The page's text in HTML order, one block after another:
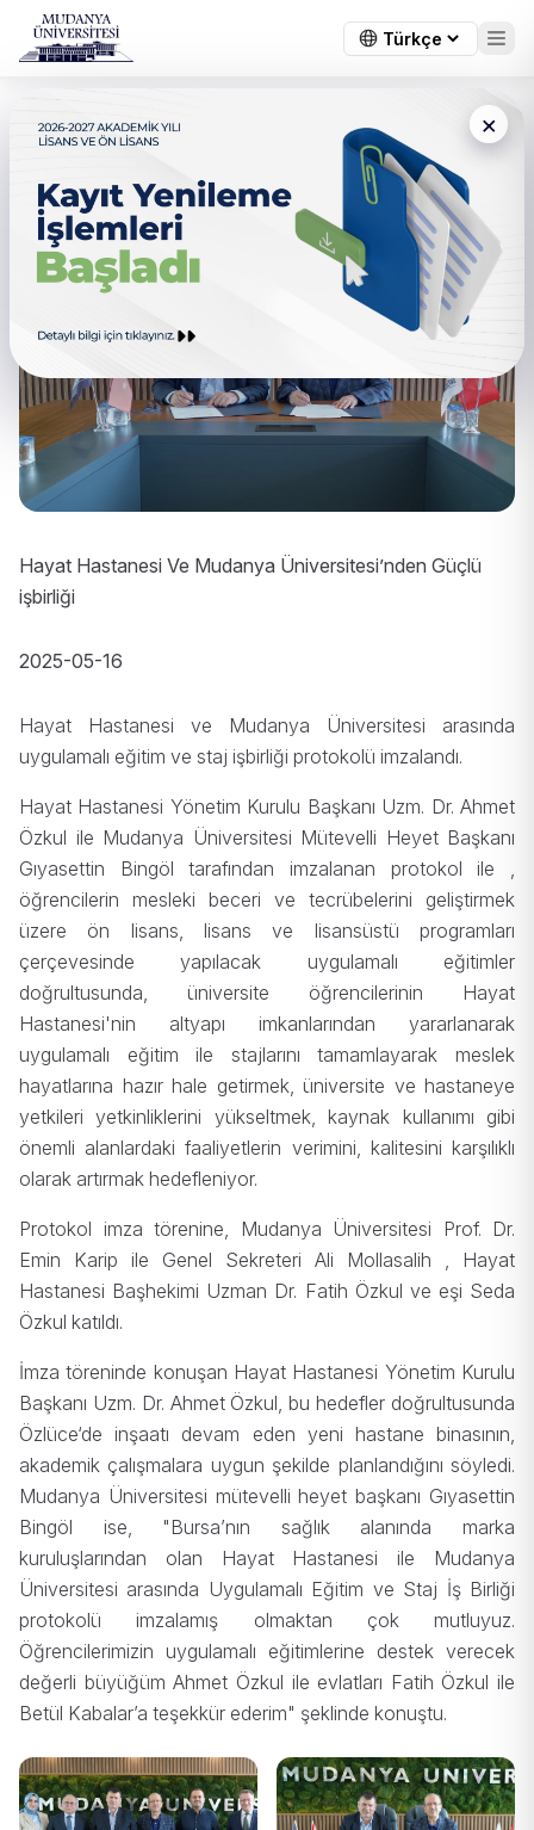
×
Hayat Hastanesi Ve Mudanya
Üniversitesi’nden Güçlü işbirliği
Hayat Hastanesi Ve Mudanya Üniversitesi’nden Güçlü
işbirliği
2025-05-16
Hayat Hastanesi ve Mudanya Üniversitesi arasında
uygulamalı eğitim ve staj işbirliği protokolü imzalandı.
Hayat Hastanesi Yönetim Kurulu Başkanı Uzm. Dr. Ahmet
Özkul ile Mudanya Üniversitesi Mütevelli Heyet Başkanı
Gıyasettin Bingöl tarafından imzalanan protokol ile ,
öğrencilerin mesleki beceri ve tecrübelerini geliştirmek
üzere ön lisans, lisans ve lisansüstü programları
çerçevesinde yapılacak uygulamalı eğitimler
doğrultusunda, üniversite öğrencilerinin Hayat
Hastanesi'nin altyapı imkanlarından yararlanarak
uygulamalı eğitim ile stajlarını tamamlayarak meslek
hayatlarına hazır hale getirmek, üniversite ve hastaneye
yetkileri yetkinliklerini yükseltmek, kaynak kullanımı gibi
önemli alanlardaki faaliyetlerin verimini, kalitesini karşılıklı
olarak artırmak hedefleniyor.
Protokol imza törenine, Mudanya Üniversitesi Prof. Dr.
Emin Karip ile Genel Sekreteri Ali Mollasalih , Hayat
Hastanesi Başhekimi Uzman Dr. Fatih Özkul ve eşi Seda
Özkul katıldı.
İmza töreninde konuşan Hayat Hastanesi Yönetim Kurulu
Başkanı Uzm. Dr. Ahmet Özkul, bu hedefler doğrultusunda
Özlüce‘de inşaatı devam eden yeni hastane binasının,
akademik çalışmalara uygun şekilde planlandığını söyledi.
Mudanya Üniversitesi mütevelli heyet başkanı Gıyasettin
Bingöl ise, "Bursa’nın sağlık alanında marka
kuruluşlarından olan Hayat Hastanesi ile Mudanya
Üniversitesi arasında Uygulamalı Eğitim ve Staj İş Birliği
protokolü imzalamış olmaktan çok mutluyuz.
Öğrencilerimizin uygulamalı eğitimlerine destek verecek
değerli büyüğüm Ahmet Özkul ile evlatları Fatih Özkul ile
Betül Kabalar’a teşekkür ederim" şeklinde konuştu.